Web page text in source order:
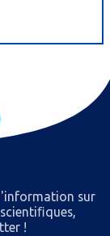
sur
!